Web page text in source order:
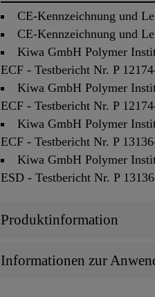
CE-Kennzeichnung und
CE-Kennzeichnung und
Kiwa GmbH Polymer
ECF - Testbericht Nr. P
Kiwa GmbH Polymer
ECF - Testbericht Nr. P
Kiwa GmbH Polymer
ECF - Testbericht Nr. P
Kiwa GmbH Polymer
ESD - Testbericht Nr. P
Produktinformation
Informationen zur